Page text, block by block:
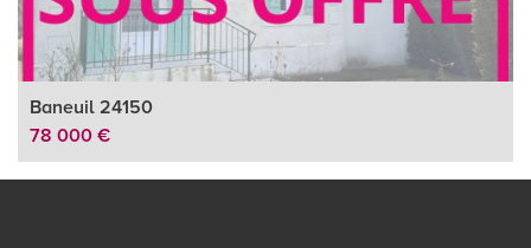
Baneuil 24150
78 000 €